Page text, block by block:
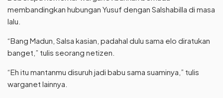
membandingkan hubungan Yusuf dengan Salshabilla di masa
lalu.
“Bang Madun, Salsa kasian, padahal dulu sama elo diratukan
banget,” tulis seorang netizen.
“Eh itu mantanmu disuruh jadi babu sama suaminya,” tulis
warganet lainnya.